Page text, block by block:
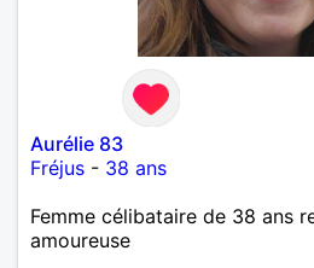
Aurélie 83
Fréjus - 38 ans
Femme célibataire de 38 ans
amoureuse